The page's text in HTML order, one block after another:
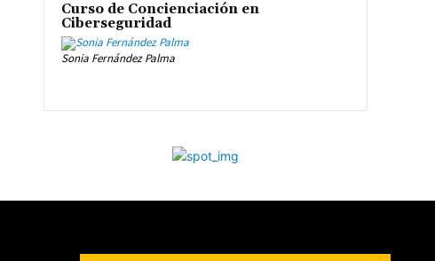
Curso de Concienciación en
Ciberseguridad
Sonia Fernández Palma